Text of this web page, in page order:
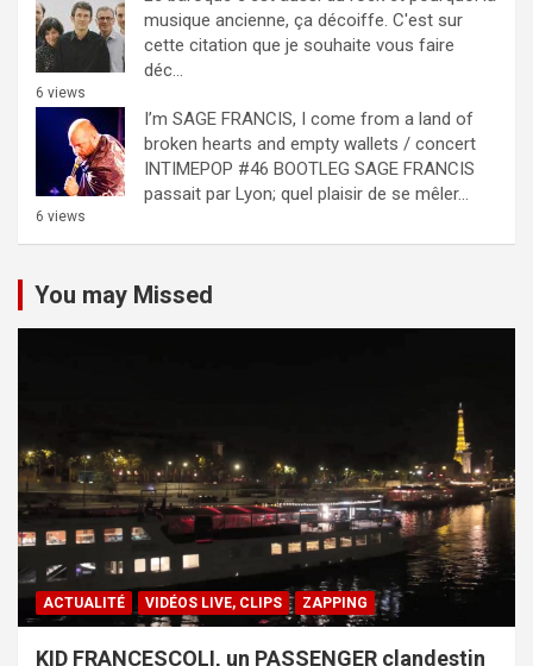
musique ancienne, ça décoiffe. C'est sur
cette citation que je souhaite vous faire
déc...
6 views
I’m SAGE FRANCIS, I come from a land of
broken hearts and empty wallets / concert
INTIMEPOP #46 BOOTLEG SAGE FRANCIS
passait par Lyon; quel plaisir de se mêler...
6 views
You may Missed
ACTUALITÉ VIDÉOS LIVE, CLIPS ZAPPING
KID FRANCESCOLI, un PASSENGER clandestin